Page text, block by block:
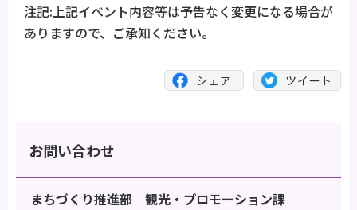
注記:上記イベント内容等は予告なく変更になる場合が
ありますので、ご承知ください。
お問い合わせ
まちづくり推進部 観光・プロモーション課